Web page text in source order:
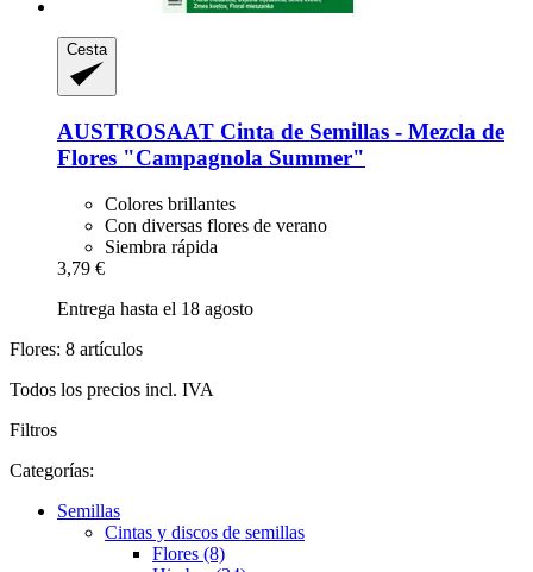
Cesta
AUSTROSAAT Cinta de Semillas -​ Mezcla de
Flores "Campagnola Summer"
Colores brillantes
Con diversas flores de verano
Siembra rápida
3,79 €
Entrega hasta el 18 agosto
Flores: 8 artículos
Todos los precios incl. IVA
Filtros
Categorías:
Semillas
Cintas y discos de semillas
Flores (8)